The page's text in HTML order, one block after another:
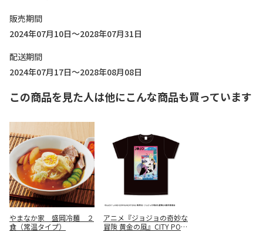
販売期間
2024年07月10日～2028年07月31日
配送期間
2024年07月17日～2028年08月08日
この商品を見た人は他にこんな商品も買っています
やまなか家 盛岡冷麺 ２
食（常温タイプ）
アニメ『ジョジョの奇妙な
冒険 黄金の風』CITY POP